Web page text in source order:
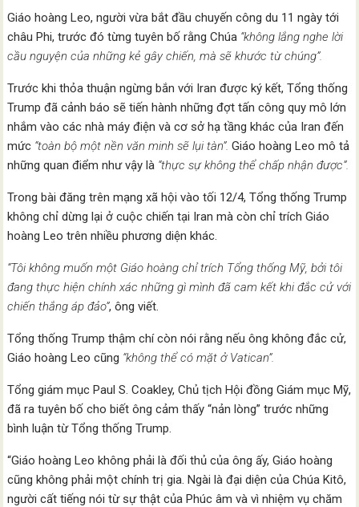
Giáo hoàng Leo, người vừa bắt đầu chuyến công du 11 ngày tới
châu Phi, trước đó từng tuyên bố rằng Chúa “không lắng nghe lời
cầu nguyện của những kẻ gây chiến, mà sẽ khước từ chúng”.
Trước khi thỏa thuận ngừng bắn với Iran được ký kết, Tổng thống
Trump đã cảnh báo sẽ tiến hành những đợt tấn công quy mô lớn
nhắm vào các nhà máy điện và cơ sở hạ tầng khác của Iran đến
mức “toàn bộ một nền văn minh sẽ lụi tàn”. Giáo hoàng Leo mô tả
những quan điểm như vậy là “thực sự không thể chấp nhận được”.
Trong bài đăng trên mạng xã hội vào tối 12/4, Tổng thống Trump
không chỉ dừng lại ở cuộc chiến tại Iran mà còn chỉ trích Giáo
hoàng Leo trên nhiều phương diện khác.
“Tôi không muốn một Giáo hoàng chỉ trích Tổng thống Mỹ, bởi tôi
đang thực hiện chính xác những gì mình đã cam kết khi đắc cử với
chiến thắng áp đảo”, ông viết.
Tổng thống Trump thậm chí còn nói rằng nếu ông không đắc cử,
Giáo hoàng Leo cũng “không thể có mặt ở Vatican”.
Tổng giám mục Paul S. Coakley, Chủ tịch Hội đồng Giám mục Mỹ,
đã ra tuyên bố cho biết ông cảm thấy “nản lòng” trước những
bình luận từ Tổng thống Trump.
“Giáo hoàng Leo không phải là đối thủ của ông ấy, Giáo hoàng
cũng không phải một chính trị gia. Ngài là đại diện của Chúa Kitô,
người cất tiếng nói từ sự thật của Phúc âm và vì nhiệm vụ chăm